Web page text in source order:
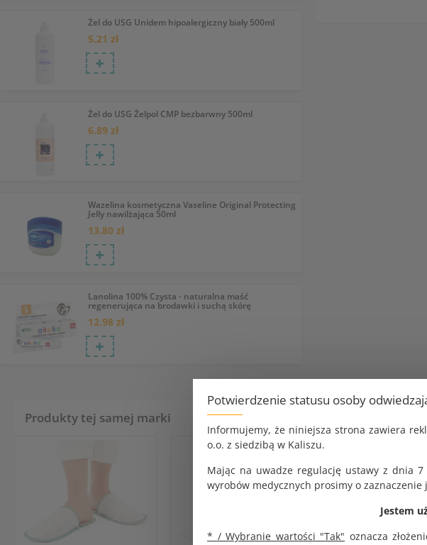
Potwierdzenie statusu osoby
Informujemy, że niniejsza strona zawiera
o.o. z siedzibą w Kaliszu.
Mając na uwadze regulację ustawy z dnia
wyrobów medycznych prosimy o zaznaczenie
Jestem
* / Wybranie wartości "Tak" oznacza
Żel do USG Unidem hipoalergiczny biały 500ml
5.21 zł
Żel do USG Żelpol CMP bezbarwny 500ml
6.89 zł
Wazelina kosmetyczna Vaseline Original Protecting
Jelly nawilżająca 50ml
13.80 zł
Lanolina 100% Czysta - naturalna maść
regenerująca na brodawki i suchą skórę
12.98 zł
Produkty tej samej marki